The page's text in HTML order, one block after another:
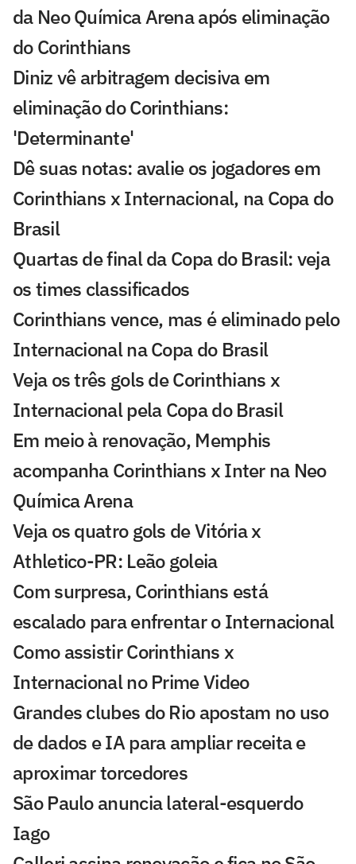
da Neo Química Arena após eliminação
do Corinthians
Diniz vê arbitragem decisiva em
eliminação do Corinthians:
'Determinante'
Dê suas notas: avalie os jogadores em
Corinthians x Internacional, na Copa do
Brasil
Quartas de final da Copa do Brasil: veja
os times classificados
Corinthians vence, mas é eliminado pelo
Internacional na Copa do Brasil
Veja os três gols de Corinthians x
Internacional pela Copa do Brasil
Em meio à renovação, Memphis
acompanha Corinthians x Inter na Neo
Química Arena
Veja os quatro gols de Vitória x
Athletico-PR: Leão goleia
Com surpresa, Corinthians está
escalado para enfrentar o Internacional
Como assistir Corinthians x
Internacional no Prime Video
Grandes clubes do Rio apostam no uso
de dados e IA para ampliar receita e
aproximar torcedores
São Paulo anuncia lateral-esquerdo
Iago